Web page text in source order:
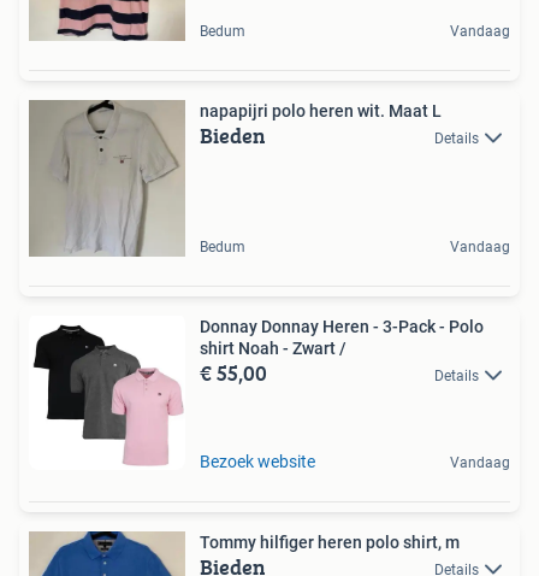
Bedum Vandaag
napapijri polo heren wit. Maat L
Bieden Details
Bedum Vandaag
Donnay Donnay Heren - 3-Pack - Polo
shirt Noah - Zwart /
€ 55,00 Details
Bezoek website Vandaag
Tommy hilfiger heren polo shirt, m
Bieden Details